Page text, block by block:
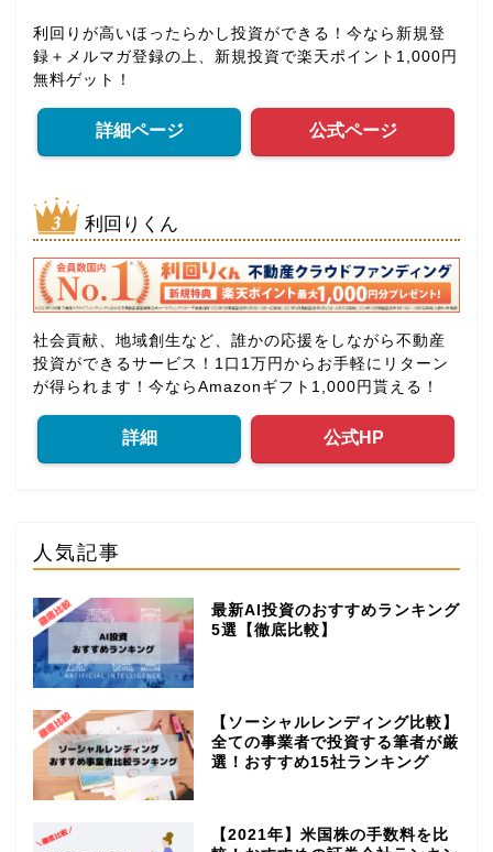
利回りが高いほったらかし投資ができる！今なら新規登
録＋メルマガ登録の上、新規投資で楽天ポイント1,000円
無料ゲット！
詳細ページ 公式ページ
利回りくん
社会貢献、地域創生など、誰かの応援をしながら不動産
投資ができるサービス！1口1万円からお手軽にリターン
が得られます！今ならAmazonギフト1,000円貰える！
詳細 公式HP
人気記事
最新AI投資のおすすめランキング
5選【徹底比較】
【ソーシャルレンディング比較】
全ての事業者で投資する筆者が厳
選！おすすめ15社ランキング
【2021年】米国株の手数料を比